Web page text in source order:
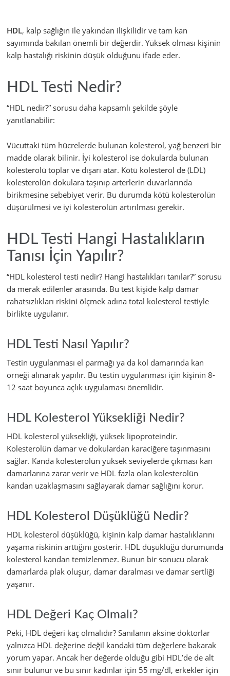
HDL, kalp sağlığın ile yakından ilişkilidir ve tam kan
sayımında bakılan önemli bir değerdir. Yüksek olması kişinin
kalp hastalığı riskinin düşük olduğunu ifade eder.
HDL Testi Nedir?
“HDL nedir?” sorusu daha kapsamlı şekilde şöyle
yanıtlanabilir:
Vücuttaki tüm hücrelerde bulunan kolesterol, yağ benzeri bir
madde olarak bilinir. İyi kolesterol ise dokularda bulunan
kolesterolü toplar ve dışarı atar. Kötü kolesterol de (LDL)
kolesterolün dokulara taşınıp arterlerin duvarlarında
birikmesine sebebiyet verir. Bu durumda kötü kolesterolün
düşürülmesi ve iyi kolesterolün artırılması gerekir.
HDL Testi Hangi Hastalıkların
Tanısı İçin Yapılır?
“HDL kolesterol testi nedir? Hangi hastalıkları tanılar?” sorusu
da merak edilenler arasında. Bu test kişide kalp damar
rahatsızlıkları riskini ölçmek adına total kolesterol testiyle
birlikte uygulanır.
HDL Testi Nasıl Yapılır?
Testin uygulanması el parmağı ya da kol damarında kan
örneği alınarak yapılır. Bu testin uygulanması için kişinin 8-
12 saat boyunca açlık uygulaması önemlidir.
HDL Kolesterol Yüksekliği Nedir?
HDL kolesterol yüksekliği, yüksek lipoproteindir.
Kolesterolün damar ve dokulardan karaciğere taşınmasını
sağlar. Kanda kolesterolün yüksek seviyelerde çıkması kan
damarlarına zarar verir ve HDL fazla olan kolesterolün
kandan uzaklaşmasını sağlayarak damar sağlığını korur.
HDL Kolesterol Düşüklüğü Nedir?
HDL kolesterol düşüklüğü, kişinin kalp damar hastalıklarını
yaşama riskinin arttığını gösterir. HDL düşüklüğü durumunda
kolesterol kandan temizlenmez. Bunun bir sonucu olarak
damarlarda plak oluşur, damar daralması ve damar sertliği
yaşanır.
HDL Değeri Kaç Olmalı?
Peki, HDL değeri kaç olmalıdır? Sanılanın aksine doktorlar
yalnızca HDL değerine değil kandaki tüm değerlere bakarak
yorum yapar. Ancak her değerde olduğu gibi HDL’de de alt
sınır bulunur ve bu sınır kadınlar için 55 mg/dl, erkekler için